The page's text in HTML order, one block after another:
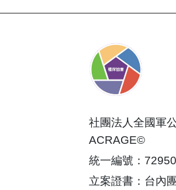
社團法人全國軍
ACRAGE©
統一編號：
立案證書：台內